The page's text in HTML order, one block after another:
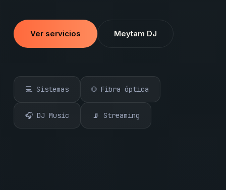
Ver servicios Meytam DJ
💻 Sistemas 🌐 Fibra óptica
🎧 DJ Music 📡 Streaming